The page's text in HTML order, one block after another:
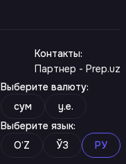
Контакты:
Партнер - Prep.uz
Выберите валюту:
сум
y.e.
Выберите язык:
O‘Z
ЎЗ РУ